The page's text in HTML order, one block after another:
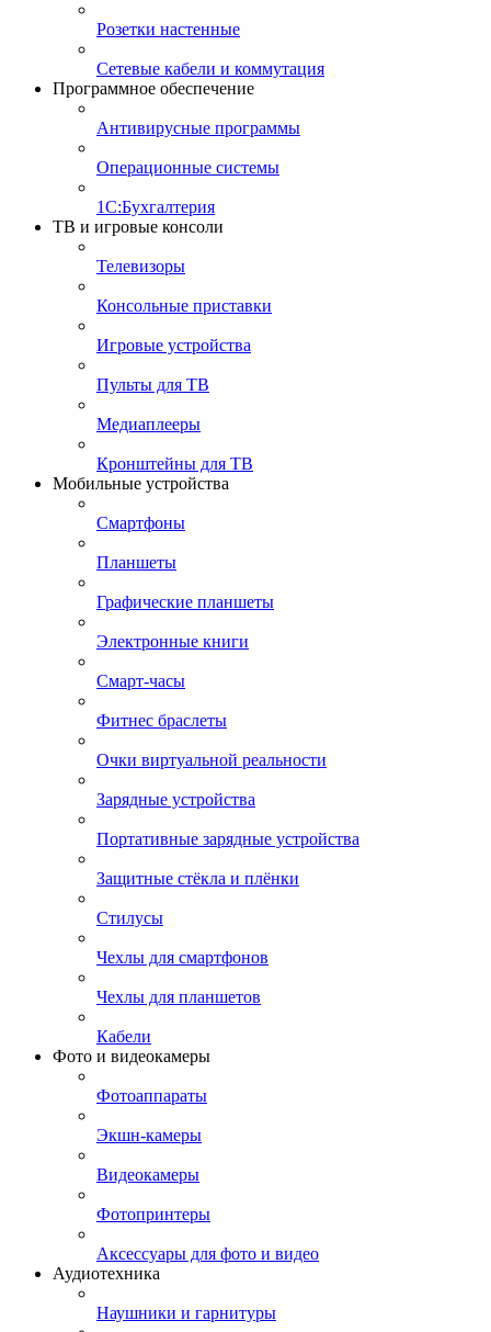
Розетки настенные
Сетевые кабели и коммутация
Программное обеспечение
Антивирусные программы
Операционные системы
1С:Бухгалтерия
ТВ и игровые консоли
Телевизоры
Консольные приставки
Игровые устройства
Пульты для ТВ
Медиаплееры
Кронштейны для ТВ
Мобильные устройства
Смартфоны
Планшеты
Графические планшеты
Электронные книги
Смарт-часы
Фитнес браслеты
Очки виртуальной реальности
Зарядные устройства
Портативные зарядные устройства
Защитные стёкла и плёнки
Стилусы
Чехлы для смартфонов
Чехлы для планшетов
Кабели
Фото и видеокамеры
Фотоаппараты
Экшн-камеры
Видеокамеры
Фотопринтеры
Аксессуары для фото и видео
Аудиотехника
Наушники и гарнитуры